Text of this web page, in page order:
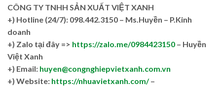
CÔNG TY TNHH SẢN XUẤT VIỆT XANH
+) Hotline (24/7): 098.442.3150 – Ms.Huyền – P.Kinh
doanh
+) Zalo tại đây => https://zalo.me/0984423150 – Huyền
Việt Xanh
+) Email: huyen@congnghiepvietxanh.com.vn
+) Website: https://nhuavietxanh.com/–